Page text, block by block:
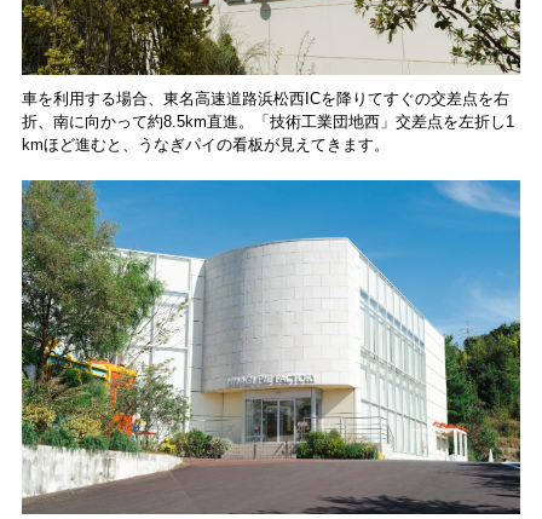
車を利用する場合、東名高速道路浜松西ICを降りてすぐの交差点を右
折、南に向かって約8.5km直進。「技術工業団地西」交差点を左折し1
kmほど進むと、うなぎパイの看板が見えてきます。